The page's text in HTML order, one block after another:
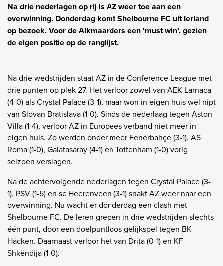
Na drie nederlagen op rij is AZ weer toe aan een
overwinning. Donderdag komt Shelbourne FC uit Ierland
op bezoek. Voor de Alkmaarders een ‘must win’, gezien
de eigen positie op de ranglijst.
Na drie wedstrijden staat AZ in de Conference League met
drie punten op plek 27. Het verloor zowel van AEK Larnaca
(4-0) als Crystal Palace (3-1), maar won in eigen huis wel nipt
van Slovan Bratislava (1-0). Sinds de nederlaag tegen Aston
Villa (1-4), verloor AZ in Europees verband niet meer in
eigen huis. Zo werden onder meer Fenerbahçe (3-1), AS
Roma (1-0), Galatasaray (4-1) en Tottenham (1-0) vorig
seizoen verslagen.
Na de achtervolgende nederlagen tegen Crystal Palace (3-
1), PSV (1-5) en sc Heerenveen (3-1) snakt AZ weer naar een
overwinning. Nu wacht er donderdag een clash met
Shelbourne FC. De Ieren grepen in drie wedstrijden slechts
één punt, door een doelpuntloos gelijkspel tegen BK
Häcken. Daarnaast verloor het van Drita (0-1) en KF
Shkëndija (1-0).